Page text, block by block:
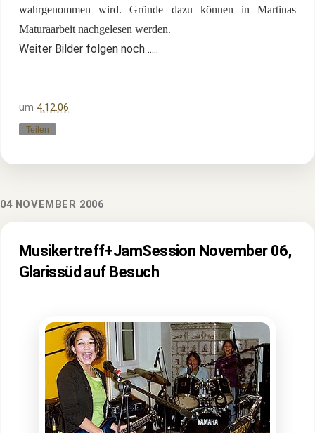
wahrgenommen wird. Gründe dazu können in Martinas
Maturaarbeit nachgelesen werden.
Weiter Bilder folgen noch .....
um 4.12.06
Teilen
04 NOVEMBER 2006
Musikertreff+JamSession November 06,
Glarissüd auf Besuch